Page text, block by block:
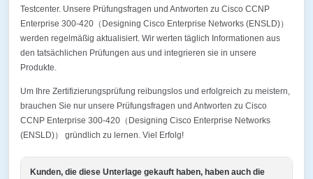
Testcenter. Unsere Prüfungsfragen und Antworten zu Cisco CCNP
Enterprise 300-420（Designing Cisco Enterprise Networks (ENSLD)）
werden regelmäßig aktualisiert. Wir werten täglich Informationen aus
den tatsächlichen Prüfungen aus und integrieren sie in unsere
Produkte.
Um Ihre Zertifizierungsprüfung reibungslos und erfolgreich zu meistern,
brauchen Sie nur unsere Prüfungsfragen und Antworten zu Cisco
CCNP Enterprise 300-420（Designing Cisco Enterprise Networks
(ENSLD)） gründlich zu lernen. Viel Erfolg!
Kunden, die diese Unterlage gekauft haben, haben auch die